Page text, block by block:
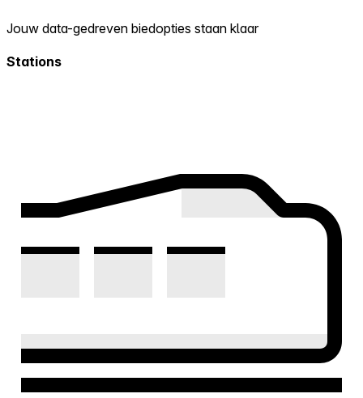
Jouw data-gedreven biedopties staan klaar
Stations